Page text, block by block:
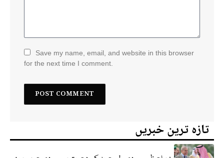
Save my name, email, and website in this browser
for the next time I comment.
تازہ ترین خبریں